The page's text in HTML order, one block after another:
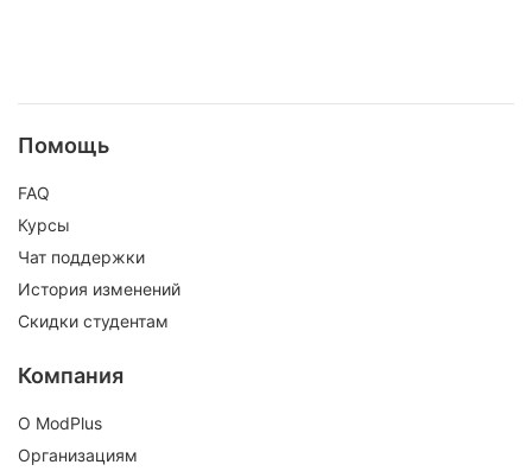
Помощь
FAQ
Курсы
Чат поддержки
История изменений
Скидки студентам
Компания
О ModPlus
Организациям